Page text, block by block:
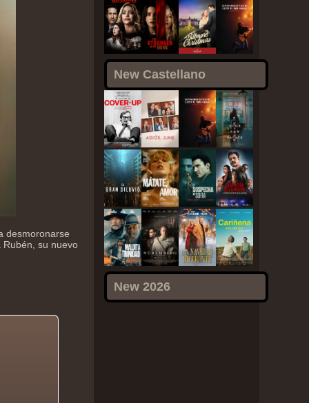
New Castellano
New 2026
desmoronarse
su nuevo